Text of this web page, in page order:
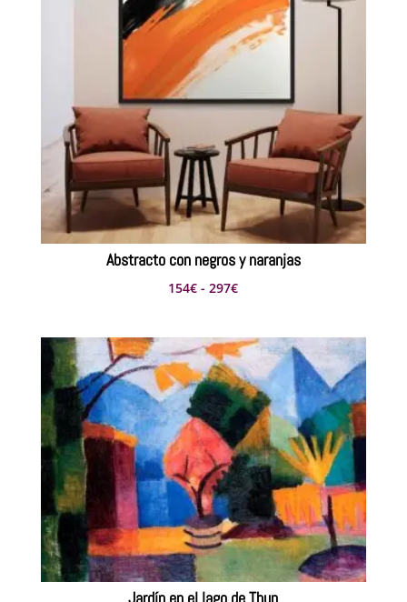
374€
Abstracto con negros y naranjas
154€ - 297€Rango
precios:
desde
154€
hasta
297€